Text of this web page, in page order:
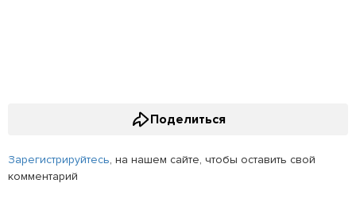
Поделиться
Зарегистрируйтесь, на нашем сайте, чтобы оставить свой
комментарий